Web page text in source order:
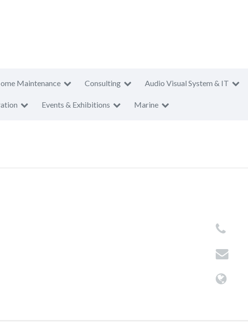
Maintenance Consulting Audio Visual System & IT
Events & Exhibitions Marine